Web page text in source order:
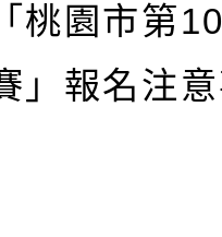
桃園市第
」報名注